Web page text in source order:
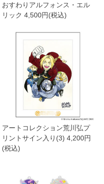
おすわりアルフォンス・エル
リック 4,500円(税込)
アートコレクション荒川弘プ
リントサイン入り(3) 4,200円
(税込)